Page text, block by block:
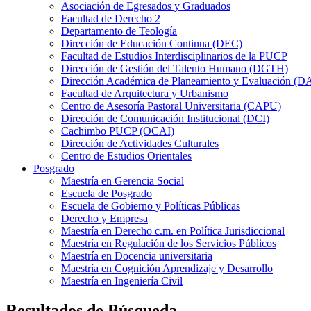
Asociación de Egresados y Graduados
Facultad de Derecho 2
Departamento de Teología
Dirección de Educación Continua (DEC)
Facultad de Estudios Interdisciplinarios de la PUCP
Dirección de Gestión del Talento Humano (DGTH)
Dirección Académica de Planeamiento y Evaluación
Facultad de Arquitectura y Urbanismo
Centro de Asesoría Pastoral Universitaria (CAPU)
Dirección de Comunicación Institucional (DCI)
Cachimbo PUCP (OCAI)
Dirección de Actividades Culturales
Centro de Estudios Orientales
Posgrado
Maestría en Gerencia Social
Escuela de Posgrado
Escuela de Gobierno y Políticas Públicas
Derecho y Empresa
Maestría en Derecho c.m. en Política Jurisdiccional
Maestría en Regulación de los Servicios Públicos
Maestría en Docencia universitaria
Maestría en Cognición Aprendizaje y Desarrollo
Maestría en Ingeniería Civil